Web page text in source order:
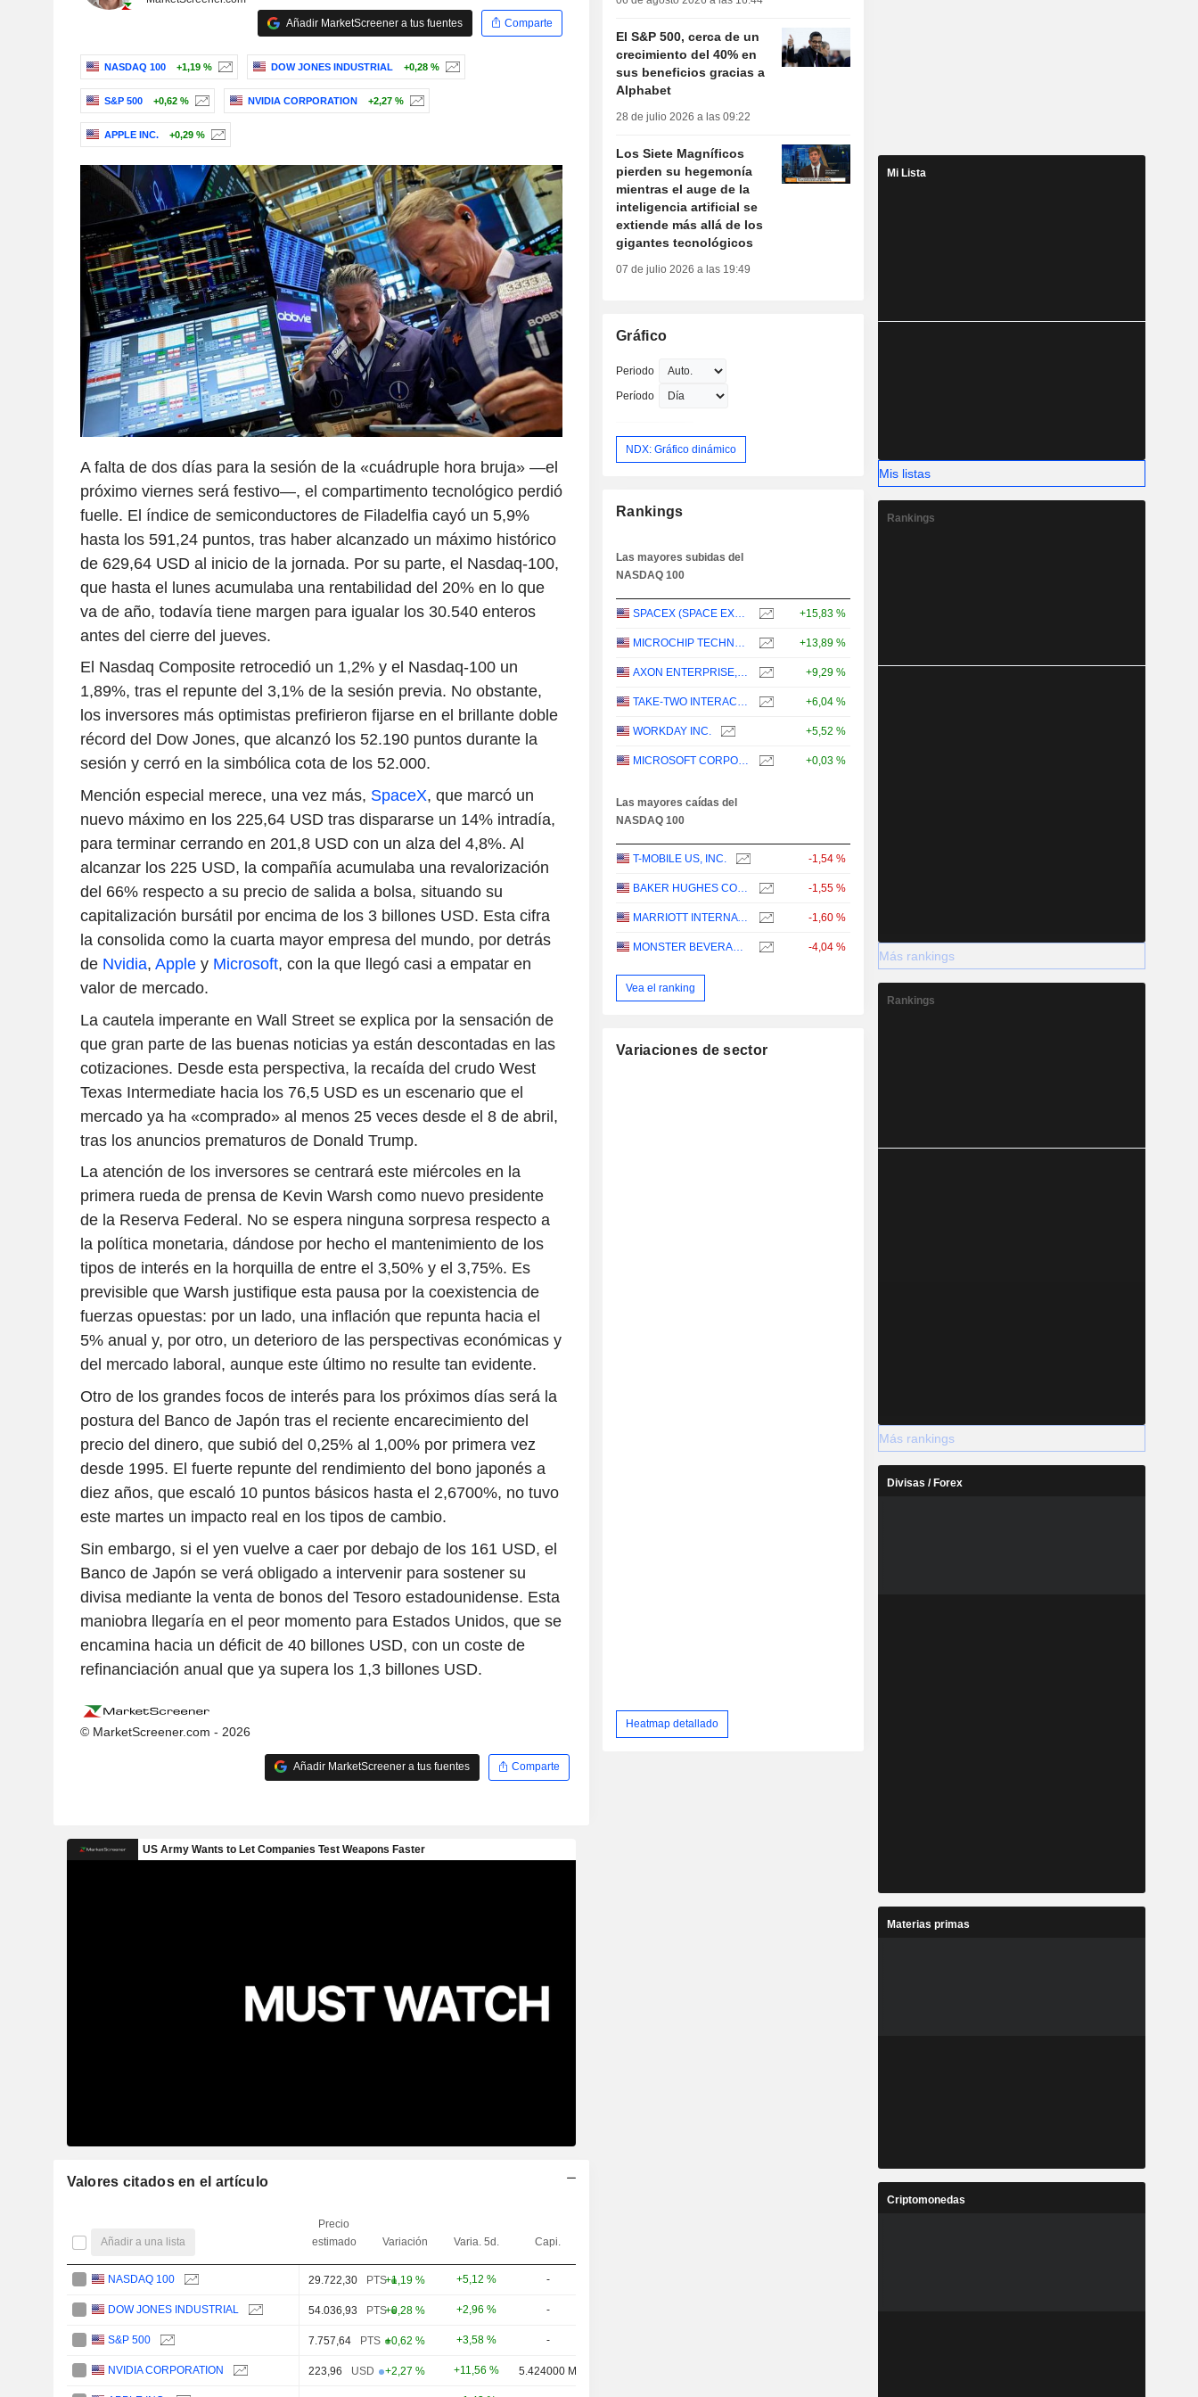
Añadir MarketScreener a tus fuentes
Comparte
NASDAQ 100 +1,19 % DOW JONES INDUSTRIAL +0,28 %
S&P 500 +0,62 % NVIDIA CORPORATION +2,27 %
APPLE INC. +0,29 %
A falta de dos días para la sesión de la «cuádruple hora bruja» —el
próximo viernes será festivo—, el compartimento tecnológico perdió
fuelle. El índice de semiconductores de Filadelfia cayó un 5,9%
hasta los 591,24 puntos, tras haber alcanzado un máximo histórico
de 629,64 USD al inicio de la jornada. Por su parte, el Nasdaq-100,
que hasta el lunes acumulaba una rentabilidad del 20% en lo que
va de año, todavía tiene margen para igualar los 30.540 enteros
antes del cierre del jueves.
El Nasdaq Composite retrocedió un 1,2% y el Nasdaq-100 un
1,89%, tras el repunte del 3,1% de la sesión previa. No obstante,
los inversores más optimistas prefirieron fijarse en el brillante doble
récord del Dow Jones, que alcanzó los 52.190 puntos durante la
sesión y cerró en la simbólica cota de los 52.000.
Mención especial merece, una vez más, SpaceX, que marcó un
nuevo máximo en los 225,64 USD tras dispararse un 14% intradía,
para terminar cerrando en 201,8 USD con un alza del 4,8%. Al
alcanzar los 225 USD, la compañía acumulaba una revalorización
del 66% respecto a su precio de salida a bolsa, situando su
capitalización bursátil por encima de los 3 billones USD. Esta cifra
la consolida como la cuarta mayor empresa del mundo, por detrás
de Nvidia, Appley Microsoft, con la que llegó casi a empatar en
valor de mercado.
La cautela imperante en Wall Street se explica por la sensación de
que gran parte de las buenas noticias ya están descontadas en las
cotizaciones. Desde esta perspectiva, la recaída del crudo West
Texas Intermediate hacia los 76,5 USD es un escenario que el
mercado ya ha «comprado» al menos 25 veces desde el 8 de abril,
tras los anuncios prematuros de Donald Trump.
La atención de los inversores se centrará este miércoles en la
primera rueda de prensa de Kevin Warsh como nuevo presidente
de la Reserva Federal. No se espera ninguna sorpresa respecto a
la política monetaria, dándose por hecho el mantenimiento de los
tipos de interés en la horquilla de entre el 3,50% y el 3,75%. Es
previsible que Warsh justifique esta pausa por la coexistencia de
fuerzas opuestas: por un lado, una inflación que repunta hacia el
5% anual y, por otro, un deterioro de las perspectivas económicas y
del mercado laboral, aunque este último no resulte tan evidente.
Otro de los grandes focos de interés para los próximos días será la
postura del Banco de Japón tras el reciente encarecimiento del
precio del dinero, que subió del 0,25% al 1,00% por primera vez
desde 1995. El fuerte repunte del rendimiento del bono japonés a
diez años, que escaló 10 puntos básicos hasta el 2,6700%, no tuvo
este martes un impacto real en los tipos de cambio.
Sin embargo, si el yen vuelve a caer por debajo de los 161 USD, el
Banco de Japón se verá obligado a intervenir para sostener su
divisa mediante la venta de bonos del Tesoro estadounidense. Esta
maniobra llegaría en el peor momento para Estados Unidos, que se
encamina hacia un déficit de 40 billones USD, con un coste de
refinanciación anual que ya supera los 1,3 billones USD.
© MarketScreener.com - 2026
Añadir MarketScreener a tus fuentes Comparte
Valores citados en el artículo
Añadir a una lista
Precio
estimado
Variación Varia. 5d. Capi.
NASDAQ 100 29.722,30 PTS+1,19 % +5,12 % -
DOW JONES INDUSTRIAL 54.036,93 PTS+0,28 % +2,96 % -
S&P 500 7.757,64 PTS +0,62 % +3,58 % -
NVIDIA CORPORATION 223,96 USD +2,27 % +11,56 % 5.424000 M
El S&P 500, cerca de un
crecimiento del 40% en
sus beneficios gracias a
Alphabet
28 de julio 2026 a las 09:22
Los Siete Magníficos
pierden su hegemonía
mientras el auge de la
inteligencia artificial se
extiende más allá de los
gigantes tecnológicos
07 de julio 2026 a las 19:49
Gráfico
Periodo
Período
NDX: Gráfico dinámico
Rankings
Las mayores subidas del
NASDAQ 100
SPACEX (SPACE EXPLORATION TECHNOLOGIES) +15,83 %
MICROCHIP TECHNOLOGY INCORPORATED +13,89 %
AXON ENTERPRISE, INC. +9,29 %
TAKE-TWO INTERACTIVE SOFTWARE, INC. +6,04 %
WORKDAY INC. +5,52 %
MICROSOFT CORPORATION +0,03 %
Las mayores caídas del
NASDAQ 100
T-MOBILE US, INC. -1,54 %
BAKER HUGHES COMPANY -1,55 %
MARRIOTT INTERNATIONAL, INC. -1,60 %
MONSTER BEVERAGE CORPORATION -4,04 %
Vea el ranking
Variaciones de sector
Heatmap detallado
Mi Lista
Mis listas
Rankings
Más rankings
Rankings
Más rankings
Divisas / Forex
Materias primas
Criptomonedas